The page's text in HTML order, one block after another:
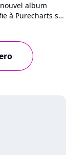
album
à Purecharts sur
son optimisme
qui chantent sur
un artiste